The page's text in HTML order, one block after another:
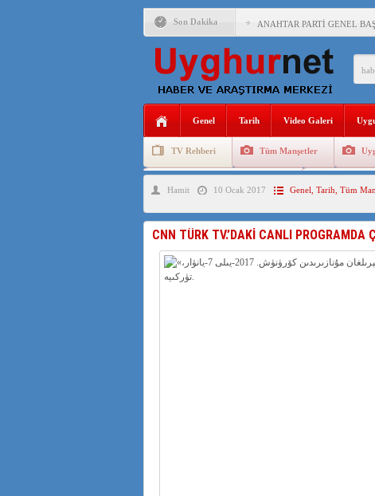
Son Dakika ANAHTAR PARTİ GENEL
ÇİN’İN DOĞU
DİYANET AKADEMİSİ
150 YILDIR KAYNAYAN
ÇİN’İN UYGUR
ÇİN’İN ANKARA
İŞGALCİ ÇİN’DEN
Genel Tarih Video Galeri
TV Rehberi Tüm Manşetler
Uygurlarda Düğün ve Cenaze
Hamit 10 Ocak 2017 Genel Tarih Tüm
CNN TÜRK TV.’DAKİ CANLI